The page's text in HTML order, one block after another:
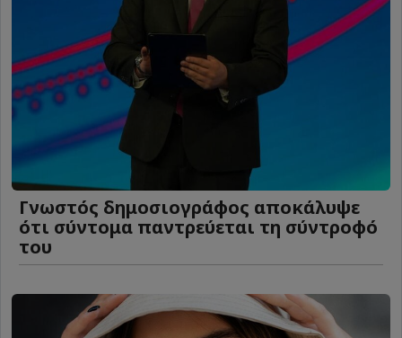
Γνωστός δημοσιογράφος αποκάλυψε
ότι σύντομα παντρεύεται τη σύντροφό
του